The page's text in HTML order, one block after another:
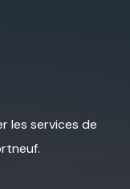
les services de